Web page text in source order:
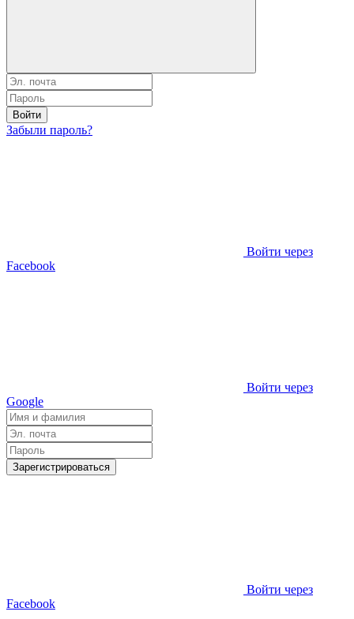
Войти
Забыли пароль?
Войти через
Facebook
Войти через
Google
Зарегистрироваться
Войти через
Facebook